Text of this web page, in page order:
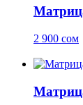
2 900 сом